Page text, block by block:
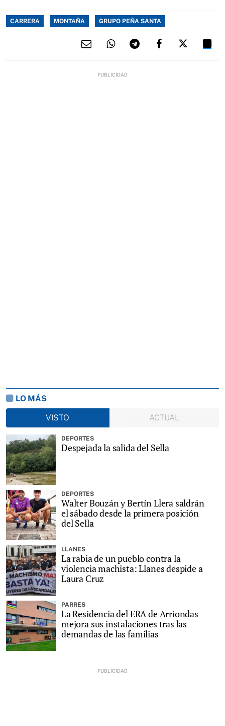
CARRERA MONTAÑA GRUPO PEÑA SANTA
LO MÁS
VISTO
ACTUAL
DEPORTES
Despejada la salida del Sella
DEPORTES
Walter Bouzán y Bertín Llera saldrán
el sábado desde la primera posición
del Sella
LLANES
La rabia de un pueblo contra la
violencia machista: Llanes despide a
Laura Cruz
PARRES
La Residencia del ERA de Arriondas
mejora sus instalaciones tras las
demandas de las familias